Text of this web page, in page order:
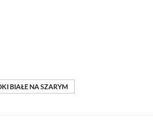
BIAŁE NA SZARYM